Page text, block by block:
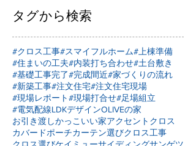
タグから検索
#クロス工事#スマイフルホーム#上棟準備
#住まいの工夫#内装打ち合わせ#土台敷き
#基礎工事完了#完成間近#家づくりの流れ
#新築工事#注文住宅#注文住宅現場
#現場レポート#現場打合せ#足場組立
#電気配線LDKデザインOLIVEの家
お引き渡しかっこいい家アクセントクロス
カバードポーチカーテン選びクロス工事